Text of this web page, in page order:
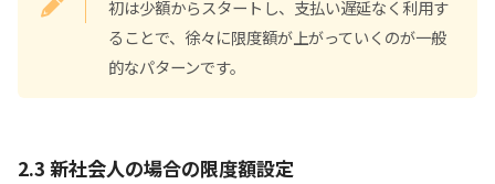
初は少額からスタートし、支払い遅延なく利用す
ることで、徐々に限度額が上がっていくのが一般
的なパターンです。
2.3 新社会人の場合の限度額設定